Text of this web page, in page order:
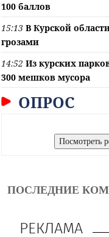
100 баллов
15:13 В Курской
грозами
14:52 Из курских
300 мешков мусора
ОПРОС
ПОСЛЕДНИЕ
РЕКЛАМА